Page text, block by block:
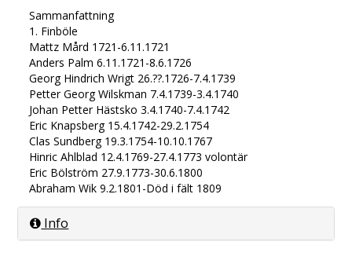
Sammanfattning
1. Finböle
Mattz Mård 1721-6.11.1721
Anders Palm 6.11.1721-8.6.1726
Georg Hindrich Wrigt 26.??.1726-7.4.1739
Petter Georg Wilskman 7.4.1739-3.4.1740
Johan Petter Hästsko 3.4.1740-7.4.1742
Eric Knapsberg 15.4.1742-29.2.1754
Clas Sundberg 19.3.1754-10.10.1767
Hinric Ahlblad 12.4.1769-27.4.1773 volontär
Eric Bölström 27.9.1773-30.6.1800
Abraham Wik 9.2.1801-Död i fält 1809
Info